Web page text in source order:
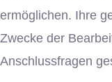
ermöglichen. Ihre
Zwecke der
Anschlussfragen